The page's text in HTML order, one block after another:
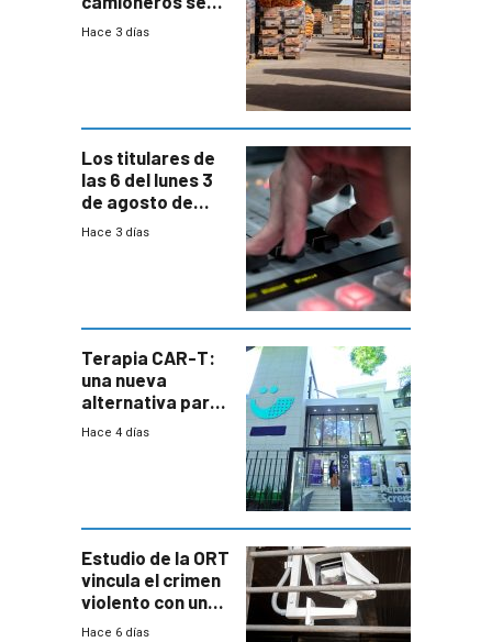
movilizaron en
Hace 3 días
Los titulares de
las 6 del lunes 3
de agosto de
2026
Hace 3 días
Terapia CAR-T:
una nueva
alternativa para
niños y
Hace 4 días
Estudio de la ORT
vincula el crimen
violento con una
menor creación
Hace 6 días